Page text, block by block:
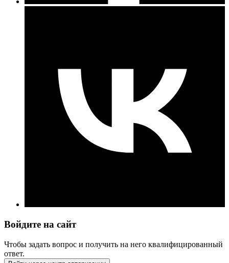
Войдите на сайт
Чтобы задать вопрос и получить на него квалифицированный
ответ.